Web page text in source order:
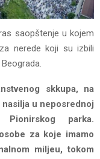
saopštenje u kojem
nerede koji su izbili
skkupa, na
u neposrednoj
parka.
za koje imamo
miljeu, tokom